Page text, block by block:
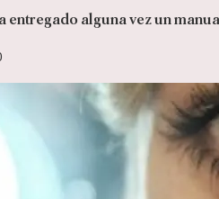
entregado alguna vez un